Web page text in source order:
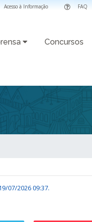
FAQ
Acesso à Informação
Concursos
07/2026 09:37.